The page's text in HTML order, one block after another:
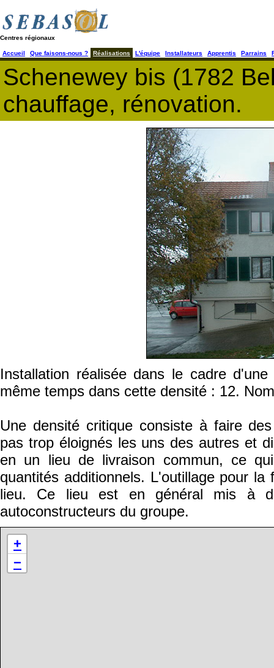
Centres régionaux
Accueil Que faisons-nous ? Réalisations L'équipe Installateurs Apprentis Parrains
Schenewey bis (1782
chauffage, rénovation.
Installation réalisée dans le cadre
même temps dans cette densité : 12.
Une densité critique consiste à faire
pas trop éloignés les uns des autres et
en un lieu de livraison commun, ce
quantités additionnels. L'outillage pour
lieu. Ce lieu est en général mis à
autoconstructeurs du groupe.
+
−